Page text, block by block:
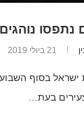
נוהגים
21 ביולי 2019
בסוף השבוע
בעת…